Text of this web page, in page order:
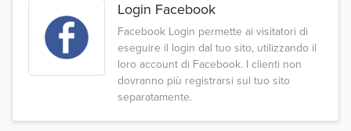
Login Facebook
Facebook Login permette ai visitatori di
eseguire il login dal tuo sito, utilizzando il
loro account di Facebook. I clienti non
dovranno più registrarsi sul tuo sito
separatamente.